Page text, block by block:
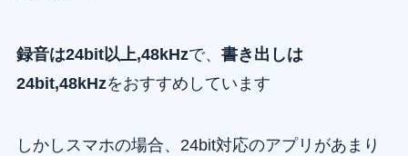
録音は24bit以上,48kHzで、 書き出しは
24bit,48kHzをおすすめしています
しかしスマホの場合、24bit対応のアプリがあまり